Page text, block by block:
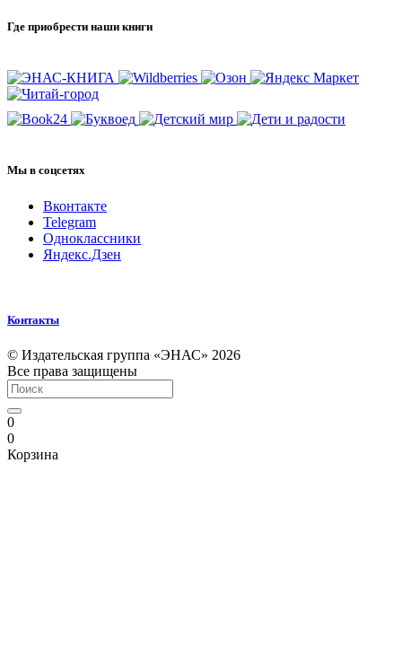
Где приобрести наши книги
Мы в соцсетях
Вконтакте
Telegram
Одноклассники
Яндекс.Дзен
Контакты
© Издательская группа «ЭНАС» 2026
Все права защищены
0
0
Корзина